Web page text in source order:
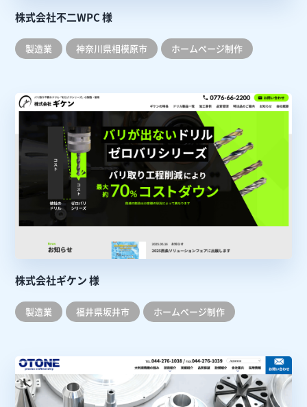
株式会社不二WPC 様
製造業 神奈川県相模原市 ホームぺージ制作
株式会社ギケン 様
製造業 福井県坂井市 ホームぺージ制作